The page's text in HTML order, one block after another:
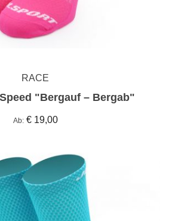
RACE
"Bergauf – Bergab"
Ab € 19,00